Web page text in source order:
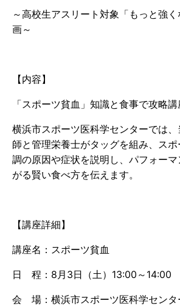
～高校生アスリート対象「もっと強
画～
【内容】
「スポーツ貧血」知識と食事で攻略講
横浜市スポーツ医科学センターでは
師と管理栄養士がタッグを組み、ス
調の原因や症状を説明し、パフォー
がる賢い食べ方を伝えます。
【講座詳細】
講座名：スポーツ貧血
日 程：8月3日（土）13:00～14:00
会 場：横浜市スポーツ医科学センタ